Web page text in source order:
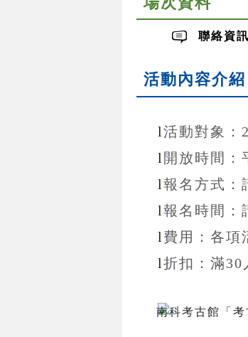
聯絡資
活動內容介紹
l活動對象：
l 開放時間：
l報名方式：
l報名 時間：
l 費用：各項
l折扣 ：滿30